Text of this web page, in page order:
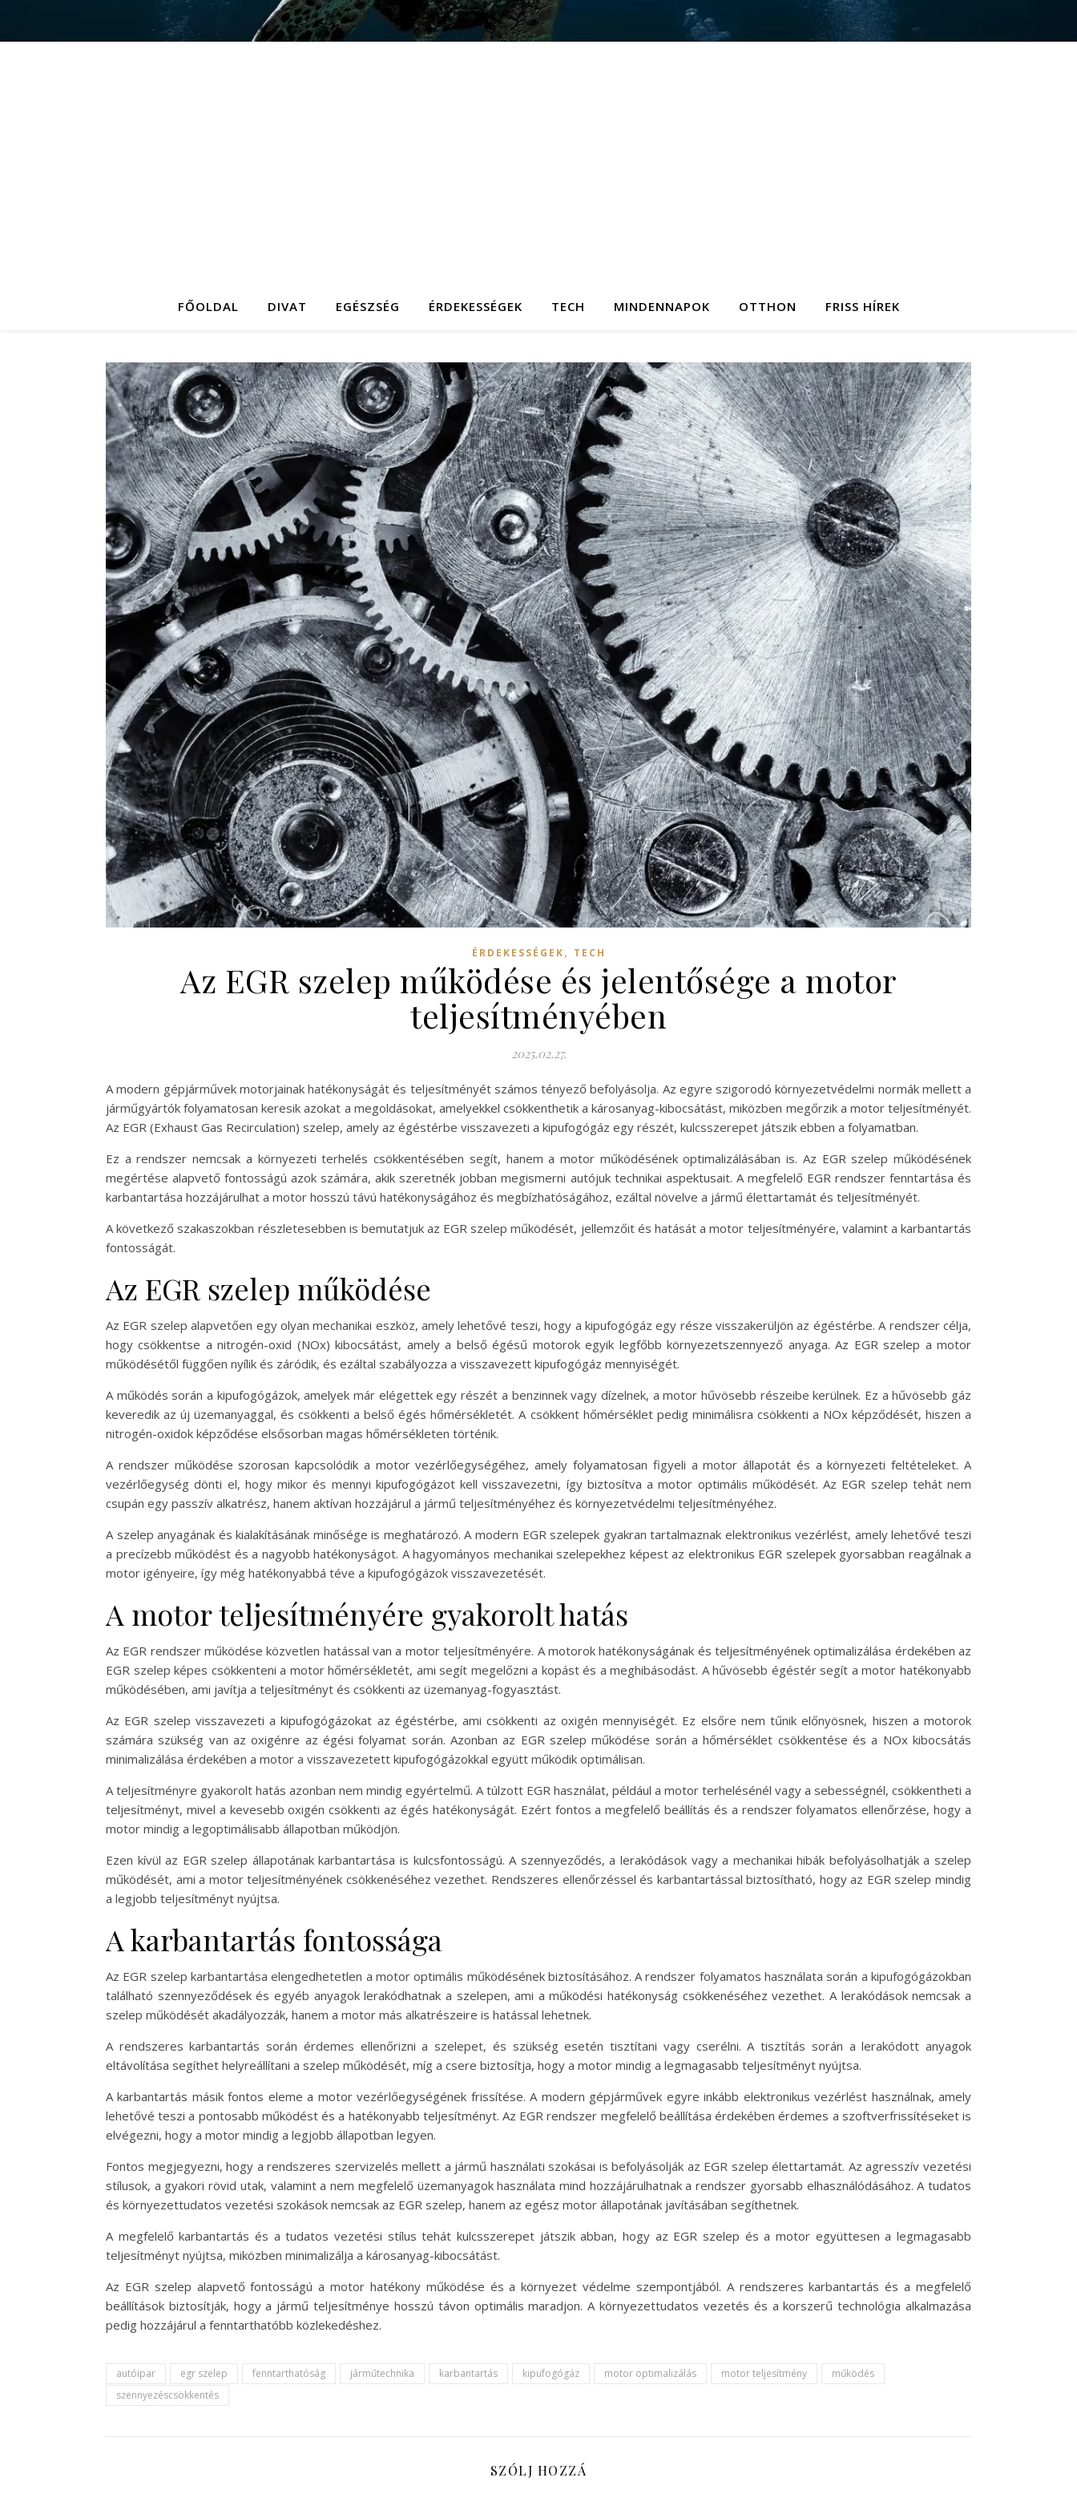
FŐOLDAL DIVAT EGÉSZSÉG ÉRDEKESSÉGEK TECH MINDENNAPOK OTTHON FRISS HÍREK
ÉRDEKESSÉGEK, TECH
Az EGR szelep működése és jelentősége a motor
teljesítményében
2025.02.27.
A modern gépjárművek motorjainak hatékonyságát és teljesítményét számos tényező befolyásolja. Az egyre szigorodó környezetvédelmi normák mellett a
járműgyártók folyamatosan keresik azokat a megoldásokat, amelyekkel csökkenthetik a károsanyag-kibocsátást, miközben megőrzik a motor teljesítményét.
Az EGR (Exhaust Gas Recirculation) szelep, amely az égéstérbe visszavezeti a kipufogógáz egy részét, kulcsszerepet játszik ebben a folyamatban.
Ez a rendszer nemcsak a környezeti terhelés csökkentésében segít, hanem a motor működésének optimalizálásában is. Az EGR szelep működésének
megértése alapvető fontosságú azok számára, akik szeretnék jobban megismerni autójuk technikai aspektusait. A megfelelő EGR rendszer fenntartása és
karbantartása hozzájárulhat a motor hosszú távú hatékonyságához és megbízhatóságához, ezáltal növelve a jármű élettartamát és teljesítményét.
A következő szakaszokban részletesebben is bemutatjuk az EGR szelep működését, jellemzőit és hatását a motor teljesítményére, valamint a karbantartás
fontosságát.
Az EGR szelep működése
Az EGR szelep alapvetően egy olyan mechanikai eszköz, amely lehetővé teszi, hogy a kipufogógáz egy része visszakerüljön az égéstérbe. A rendszer célja,
hogy csökkentse a nitrogén-oxid (NOx) kibocsátást, amely a belső égésű motorok egyik legfőbb környezetszennyező anyaga. Az EGR szelep a motor
működésétől függően nyílik és záródik, és ezáltal szabályozza a visszavezett kipufogógáz mennyiségét.
A működés során a kipufogógázok, amelyek már elégettek egy részét a benzinnek vagy dízelnek, a motor hűvösebb részeibe kerülnek. Ez a hűvösebb gáz
keveredik az új üzemanyaggal, és csökkenti a belső égés hőmérsékletét. A csökkent hőmérséklet pedig minimálisra csökkenti a NOx képződését, hiszen a
nitrogén-oxidok képződése elsősorban magas hőmérsékleten történik.
A rendszer működése szorosan kapcsolódik a motor vezérlőegységéhez, amely folyamatosan figyeli a motor állapotát és a környezeti feltételeket. A
vezérlőegység dönti el, hogy mikor és mennyi kipufogógázot kell visszavezetni, így biztosítva a motor optimális működését. Az EGR szelep tehát nem
csupán egy passzív alkatrész, hanem aktívan hozzájárul a jármű teljesítményéhez és környezetvédelmi teljesítményéhez.
A szelep anyagának és kialakításának minősége is meghatározó. A modern EGR szelepek gyakran tartalmaznak elektronikus vezérlést, amely lehetővé teszi
a precízebb működést és a nagyobb hatékonyságot. A hagyományos mechanikai szelepekhez képest az elektronikus EGR szelepek gyorsabban reagálnak a
motor igényeire, így még hatékonyabbá téve a kipufogógázok visszavezetését.
A motor teljesítményére gyakorolt hatás
Az EGR rendszer működése közvetlen hatással van a motor teljesítményére. A motorok hatékonyságának és teljesítményének optimalizálása érdekében az
EGR szelep képes csökkenteni a motor hőmérsékletét, ami segít megelőzni a kopást és a meghibásodást. A hűvösebb égéstér segít a motor hatékonyabb
működésében, ami javítja a teljesítményt és csökkenti az üzemanyag-fogyasztást.
Az EGR szelep visszavezeti a kipufogógázokat az égéstérbe, ami csökkenti az oxigén mennyiségét. Ez elsőre nem tűnik előnyösnek, hiszen a motorok
számára szükség van az oxigénre az égési folyamat során. Azonban az EGR szelep működése során a hőmérséklet csökkentése és a NOx kibocsátás
minimalizálása érdekében a motor a visszavezetett kipufogógázokkal együtt működik optimálisan.
A teljesítményre gyakorolt hatás azonban nem mindig egyértelmű. A túlzott EGR használat, például a motor terhelésénél vagy a sebességnél, csökkentheti a
teljesítményt, mivel a kevesebb oxigén csökkenti az égés hatékonyságát. Ezért fontos a megfelelő beállítás és a rendszer folyamatos ellenőrzése, hogy a
motor mindig a legoptimálisabb állapotban működjön.
Ezen kívül az EGR szelep állapotának karbantartása is kulcsfontosságú. A szennyeződés, a lerakódások vagy a mechanikai hibák befolyásolhatják a szelep
működését, ami a motor teljesítményének csökkenéséhez vezethet. Rendszeres ellenőrzéssel és karbantartással biztosítható, hogy az EGR szelep mindig
a legjobb teljesítményt nyújtsa.
A karbantartás fontossága
Az EGR szelep karbantartása elengedhetetlen a motor optimális működésének biztosításához. A rendszer folyamatos használata során a kipufogógázokban
található szennyeződések és egyéb anyagok lerakódhatnak a szelepen, ami a működési hatékonyság csökkenéséhez vezethet. A lerakódások nemcsak a
szelep működését akadályozzák, hanem a motor más alkatrészeire is hatással lehetnek.
A rendszeres karbantartás során érdemes ellenőrizni a szelepet, és szükség esetén tisztítani vagy cserélni. A tisztítás során a lerakódott anyagok
eltávolítása segíthet helyreállítani a szelep működését, míg a csere biztosítja, hogy a motor mindig a legmagasabb teljesítményt nyújtsa.
A karbantartás másik fontos eleme a motor vezérlőegységének frissítése. A modern gépjárművek egyre inkább elektronikus vezérlést használnak, amely
lehetővé teszi a pontosabb működést és a hatékonyabb teljesítményt. Az EGR rendszer megfelelő beállítása érdekében érdemes a szoftverfrissítéseket is
elvégezni, hogy a motor mindig a legjobb állapotban legyen.
Fontos megjegyezni, hogy a rendszeres szervizelés mellett a jármű használati szokásai is befolyásolják az EGR szelep élettartamát. Az agresszív vezetési
stílusok, a gyakori rövid utak, valamint a nem megfelelő üzemanyagok használata mind hozzájárulhatnak a rendszer gyorsabb elhasználódásához. A tudatos
és környezettudatos vezetési szokások nemcsak az EGR szelep, hanem az egész motor állapotának javításában segíthetnek.
A megfelelő karbantartás és a tudatos vezetési stílus tehát kulcsszerepet játszik abban, hogy az EGR szelep és a motor együttesen a legmagasabb
teljesítményt nyújtsa, miközben minimalizálja a károsanyag-kibocsátást.
Az EGR szelep alapvető fontosságú a motor hatékony működése és a környezet védelme szempontjából. A rendszeres karbantartás és a megfelelő
beállítások biztosítják, hogy a jármű teljesítménye hosszú távon optimális maradjon. A környezettudatos vezetés és a korszerű technológia alkalmazása
pedig hozzájárul a fenntarthatóbb közlekedéshez.
autóipar egr szelep fenntarthatóság járműtechnika karbantartás kipufogógáz motor optimalizálás motor teljesítmény
működés
szennyezéscsökkentés
SZÓLJ HOZZÁ